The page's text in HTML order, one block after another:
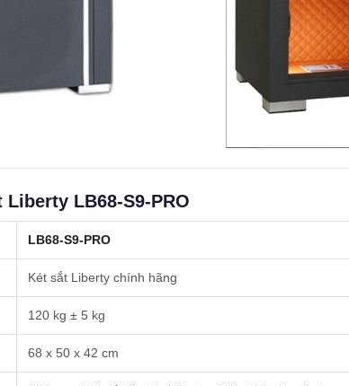
LB68-S9-PRO
LB68-S9-PRO
Két sắt Liberty chính hãng
120 kg ± 5 kg
68 x 50 x 42 cm